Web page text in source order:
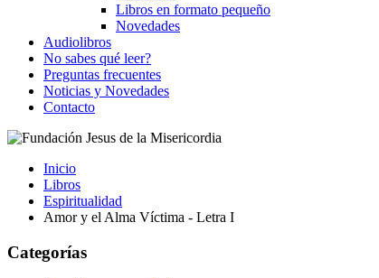
Libros en formato pequeño
Novedades
Audiolibros
No sabes qué leer?
Preguntas frecuentes
Noticias y Novedades
Contacto
Inicio
Libros
Espiritualidad
Amor y el Alma Víctima - Letra I
Categorías